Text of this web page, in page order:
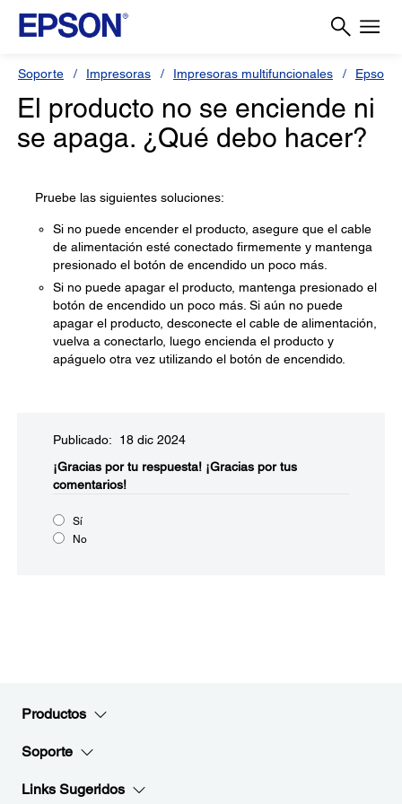
Soporte Impresoras Impresoras multifuncionales Epson L
El producto no se enciende ni
se apaga. ¿Qué debo hacer?
Pruebe las siguientes soluciones:
Si no puede encender el producto, asegure que el cable
de alimentación esté conectado firmemente y mantenga
presionado el botón de encendido un poco más.
Si no puede apagar el producto, mantenga presionado el
botón de encendido un poco más. Si aún no puede
apagar el producto, desconecte el cable de alimentación,
vuelva a conectarlo, luego encienda el producto y
apáguelo otra vez utilizando el botón de encendido.
Publicado: 18 dic 2024
¡Gracias por tu respuesta! ¡Gracias por tus
comentarios!
Sí
No
Productos
Soporte
Links Sugeridos